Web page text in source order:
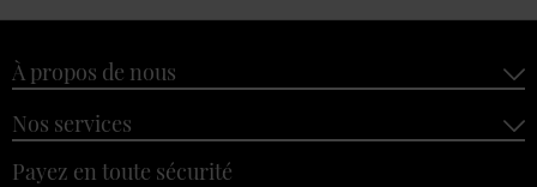
À propos de nous
Nos services
Payez en toute sécurité